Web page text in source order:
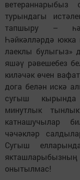
турындагы
тапшыру –
Һәйкәлләрдә юкка
лаеклы булыгыз»
яшәү рәвешебез
киләчәк өчен
дога белән искә
сугыш кырында
минутлык
катнашучылар
чәчәкләр
Сугыш
онытылмас!